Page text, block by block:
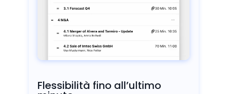
Flessibilità fino all’ultimo